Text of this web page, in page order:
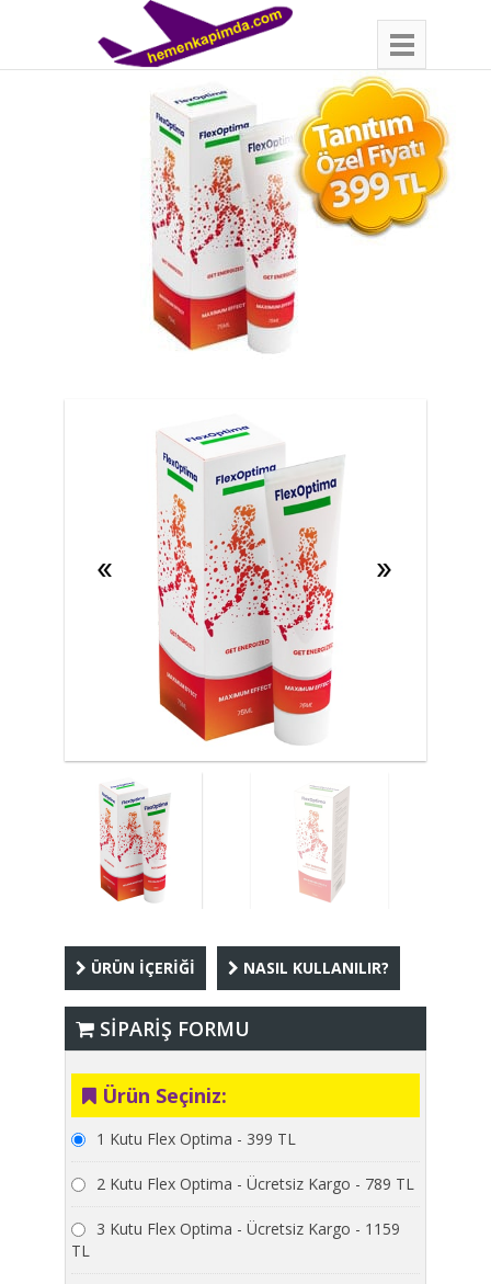
ÜRÜN İÇERİĞİ NASIL KULLANILIR?
SİPARİŞ FORMU
Ürün Seçiniz:
1 Kutu Flex Optima - 399 TL
2 Kutu Flex Optima - Ücretsiz Kargo - 789 TL
3 Kutu Flex Optima - Ücretsiz Kargo - 1159
TL